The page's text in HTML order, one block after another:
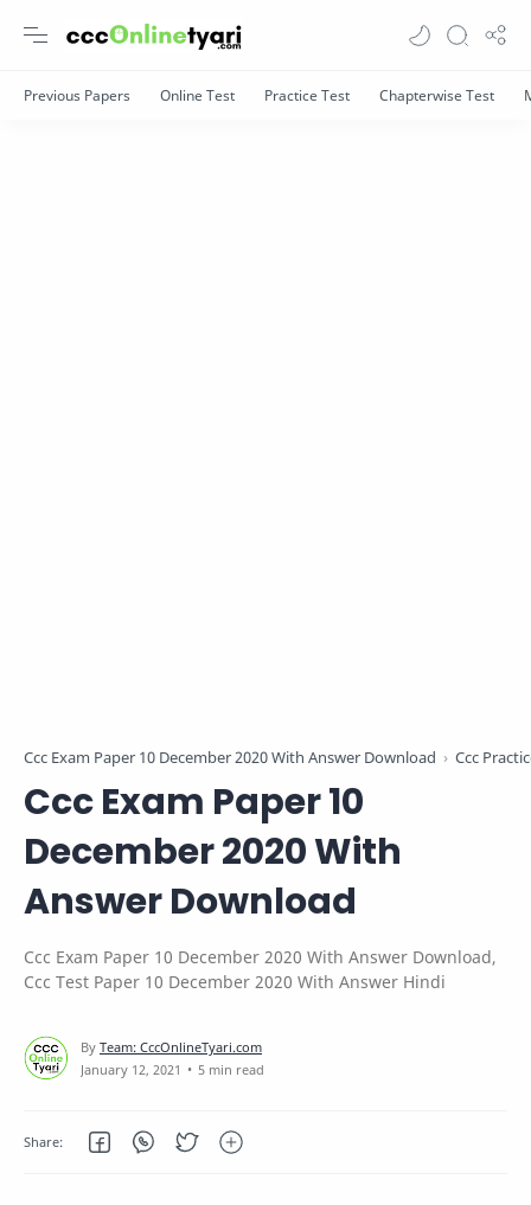
Ccc Exam Paper 10 December 2020 With Answer Download Ccc
Ccc Exam Paper 10
December 2020 With
Answer Download
Ccc Exam Paper 10 December 2020 With Answer Download,
Ccc Test Paper 10 December 2020 With Answer Hindi
5 min read